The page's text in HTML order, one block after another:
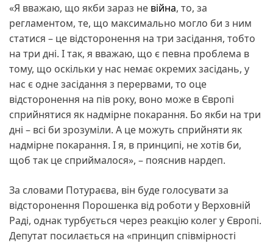
«Я вважаю, що якби зараз не війна, то, за
регламентом, те, що максимально могло би з ним
статися – це відсторонення на три засідання, тобто
на три дні. І так, я вважаю, що є певна проблема в
тому, що оскільки у нас немає окремих засідань, у
нас є одне засідання з перервами, то оце
відсторонення на пів року, воно може в Європі
сприйнятися як надмірне покарання. Бо якби на три
дні – всі би зрозуміли. А це можуть сприйняти як
надмірне покарання. І я, в принципі, не хотів би,
щоб так це сприймалося», – пояснив нардеп.
За словами Потураєва, він буде голосувати за
відсторонення Порошенка від роботи у Верховній
Раді, однак турбується через реакцію колег у Європі.
Депутат посилається на «принцип співмірності